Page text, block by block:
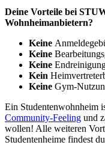
Deine Vorteile bei
Wohnheimanbietern?
Keine
Keine
Keine
Kein
Keine Gym-
Ein Studentenwohnheim
Community-Feeling und
wollen! Alle weiteren
Studentenheime findest du